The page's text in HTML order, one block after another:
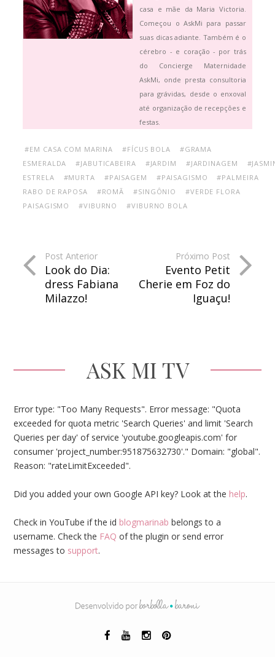
casa e mãe da Maria Victoria.
Começou o AskMi para passar
suas dicas adiante. Também é o
cérebro - e coração - por trás
do Concierge Maternidade
AskMi, onde presta consultoria
para grávidas, desde o enxoval
até organização de recepções e
festas.
#EM CASA COM MARINA #FÍCUS BOLA
#GRAMA
ESMERALDA
#JABUTICABEIRA #JARDIM #JARDINAGEM
ESTRELA
#MURTA #PAISAGEM #PAISAGISMO
#PALMEIRA
RABO DE RAPOSA
#ROMÃ #SINGÔNIO
#VERDE FLORA
PAISAGISMO
#VIBURNO #VIBURNO BOLA
Post Anterior
Look do Dia:
dress Fabiana
Milazzo!
Próximo Post
Evento Petit
Cherie em Foz do
Iguaçu!
ASK MI TV
Error type: "Too Many Requests". Error message: "Quota
exceeded for quota metric 'Search Queries' and limit 'Search
Queries per day' of service 'youtube.googleapis.com' for
consumer 'project_number:951875632730'." Domain: "global".
Reason: "rateLimitExceeded".
Did you added your own Google API key? Look at the help.
Check in YouTube if the id blogmarinab belongs to a
username. Check the FAQ of the plugin or send error
messages to support.